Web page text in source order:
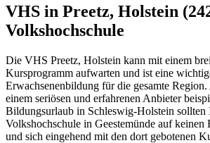
VHS in Preetz, Holstein
Volkshochschule
Die VHS Preetz, Holstein kann mit einem
Kursprogramm aufwarten und ist eine
Erwachsenenbildung für die gesamte
einem seriösen und erfahrenen Anbieter
Bildungsurlaub in Schleswig-Holstein sollten
Volkshochschule in Geestemünde auf keinen
und sich eingehend mit den dort gebotenen